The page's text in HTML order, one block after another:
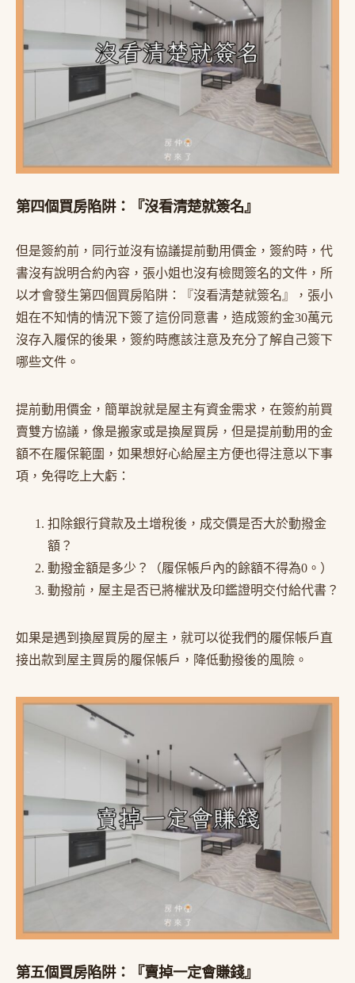
第四個買房陷阱：『沒看清楚就簽名』
但是簽約前，同行並沒有協議提前動用價金，簽約時，代
書沒有說明合約內容，張小姐也沒有檢閱簽名的文件，所
以才會發生第四個買房陷阱：『沒看清楚就簽名』，張小
姐在不知情的情況下簽了這份同意書，造成簽約金30萬元
沒存入履保的後果，簽約時應該注意及充分了解自己簽下
哪些文件。
提前動用價金，簡單說就是屋主有資金需求，在簽約前買
賣雙方協議，像是搬家或是換屋買房，但是提前動用的金
額不在履保範圍，如果想好心給屋主方便也得注意以下事
項，免得吃上大虧：
扣除銀行貸款及土增稅後，成交價是否大於動撥金
額？
動撥金額是多少？（履保帳戶內的餘額不得為0。）
動撥前，屋主是否已將權狀及印鑑證明交付給代書？
如果是遇到換屋買房的屋主，就可以從我們的履保帳戶直
接出款到屋主買房的履保帳戶，降低動撥後的風險。
第五個買房陷阱：『賣掉一定會賺錢』